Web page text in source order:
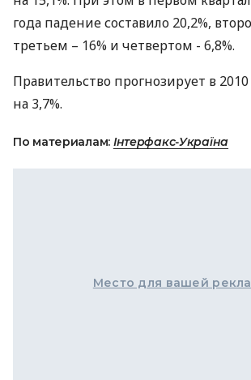
года падение составило 20,2%,
третьем – 16% и четвертом - 6,8%.
Правительство прогнозирует в
на 3,7%.
По материалам: Інтерфакс-Україна
Место для вашей